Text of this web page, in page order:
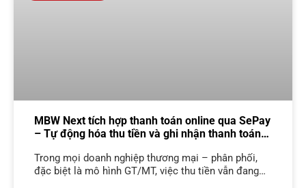
MBW Next tích hợp thanh toán online qua SePay
– Tự động hóa thu tiền và ghi nhận thanh toán
Trong mọi doanh nghiệp thương mại – phân phối,
đặc biệt là mô hình GT/MT, việc thu tiền vẫn đang